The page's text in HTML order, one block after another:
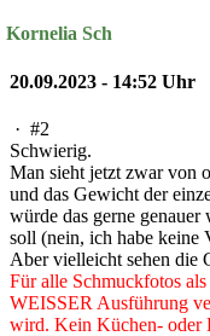
Kornelia Sch
20.09.2023 - 14:52 Uhr
· #2
Schwierig.
Man sieht jetzt zwar von
und das Gewicht der
würde das gerne
soll (nein, ich habe keine
Aber vielleicht sehen die
Für alle Schmuckfotos
WEISSER Ausführung
wird. Kein Küchen- oder